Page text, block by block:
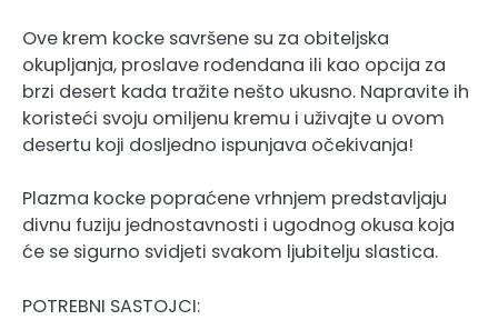
Ove krem ​​kocke savršene su za obiteljska
okupljanja, proslave rođendana ili kao opcija za
brzi desert kada tražite nešto ukusno. Napravite ih
koristeći svoju omiljenu kremu i uživajte u ovom
desertu koji dosljedno ispunjava očekivanja!
Plazma kocke popraćene vrhnjem predstavljaju
divnu fuziju jednostavnosti i ugodnog okusa koja
će se sigurno svidjeti svakom ljubitelju slastica.
POTREBNI SASTOJCI: